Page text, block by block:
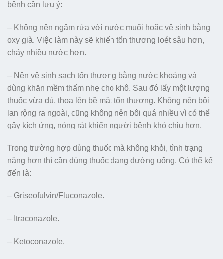
bệnh cần lưu ý:
– Không nên ngâm rửa với nước muối hoặc vệ sinh bằng
oxy già. Việc làm này sẽ khiến tổn thương loét sâu hơn,
chảy nhiều nước hơn.
– Nên vệ sinh sạch tổn thương bằng nước khoáng và
dùng khăn mềm thấm nhẹ cho khô. Sau đó lấy một lượng
thuốc vừa đủ, thoa lên bề mặt tổn thương. Không nên bôi
lan rộng ra ngoài, cũng không nên bôi quá nhiều vì có thể
gây kích ứng, nóng rát khiến người bệnh khó chịu hơn.
Trong trường hợp dùng thuốc mà không khỏi, tình trạng
nặng hơn thì cần dùng thuốc dạng đường uống. Có thể kể
đến là:
– Griseofulvin/Fluconazole.
– Itraconazole.
– Ketoconazole.